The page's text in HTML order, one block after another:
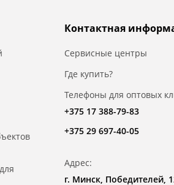
Контактная
Сервисные центры
Где купить?
Телефоны для оптовых
+375 17 388-79-83
+375 29 697-40-05
Адрес:
г. Минск, Победителей,